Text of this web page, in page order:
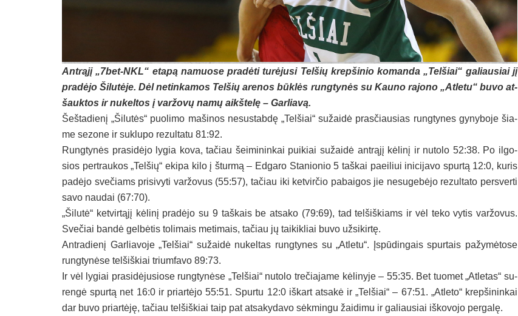
Ant­rą­jį „7bet-NKL“ eta­pą na­muo­se pra­dė­ti tu­rė­ju­si Tel­šių krep­ši­nio ko­man­da „Tel­šiai“ ga­liau­siai jį
pra­dė­jo Ši­lu­tė­je. Dėl ne­tin­ka­mos Tel­šių are­nos būk­lės rung­ty­nės su Kau­no ra­jo­no „At­le­tu“ bu­vo at­
šauk­tos ir nu­kel­tos į var­žo­vų na­mų aikš­te­lę – Gar­lia­vą.
Šeš­ta­die­nį „Ši­lu­tės“ puo­li­mo ma­ši­nos ne­sus­tab­dę „Tel­šiai“ su­žai­dė pra­sčiau­sias rung­ty­nes gy­ny­bo­je šia­
me se­zo­ne ir su­klu­po re­zul­ta­tu 81:92.
Rung­ty­nės pra­si­dė­jo ly­gia ko­va, ta­čiau šei­mi­nin­kai pui­kiai su­žai­dė ant­rą­jį kė­li­nį ir nu­to­lo 52:38. Po il­go­
sios per­trau­kos „Tel­šių“ eki­pa ki­lo į štur­mą – Ed­ga­ro Sta­nio­nio 5 taš­kai paei­liui ini­ci­ja­vo spur­tą 12:0, ku­ris
pa­dė­jo sve­čiams pri­si­vy­ti var­žo­vus (55:57), ta­čiau iki ket­vir­čio pa­bai­gos jie ne­su­ge­bė­jo re­zul­ta­to per­sver­ti
sa­vo nau­dai (67:70).
„Ši­lu­tė“ ket­vir­tą­jį kė­li­nį pra­dė­jo su 9 taš­kais be at­sa­ko (79:69), tad tel­šiš­kiams ir vėl te­ko vy­tis var­žo­vus.
Sve­čiai ban­dė gel­bė­tis to­li­mais me­ti­mais, ta­čiau jų tai­kik­liai bu­vo už­si­kir­tę.
Ant­ra­die­nį Gar­lia­vo­je „Tel­šiai“ su­žai­dė nu­kel­tas rung­ty­nes su „At­le­tu“. Įs­pū­din­gais spur­tais pa­žy­mė­to­se
rung­ty­nė­se tel­šiš­kiai trium­fa­vo 89:73.
Ir vėl ly­giai pra­si­dė­ju­sio­se rung­ty­nė­se „Tel­šiai“ nu­to­lo tre­čia­ja­me kė­li­ny­je – 55:35. Bet tuo­met „At­le­tas“ su­
ren­gė spur­tą net 16:0 ir priar­tė­jo 55:51. Spur­tu 12:0 iš­kart at­sa­kė ir „Tel­šiai“ – 67:51. „At­le­to“ krep­ši­nin­kai
dar bu­vo priar­tė­ję, ta­čiau tel­šiš­kiai taip pat at­sa­ky­da­vo sėk­min­gu žai­di­mu ir ga­liau­siai iš­ko­vo­jo per­ga­lę.